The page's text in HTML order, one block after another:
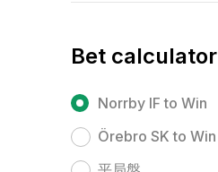
Bet calculator
Norrby IF to Win
Örebro SK to Win